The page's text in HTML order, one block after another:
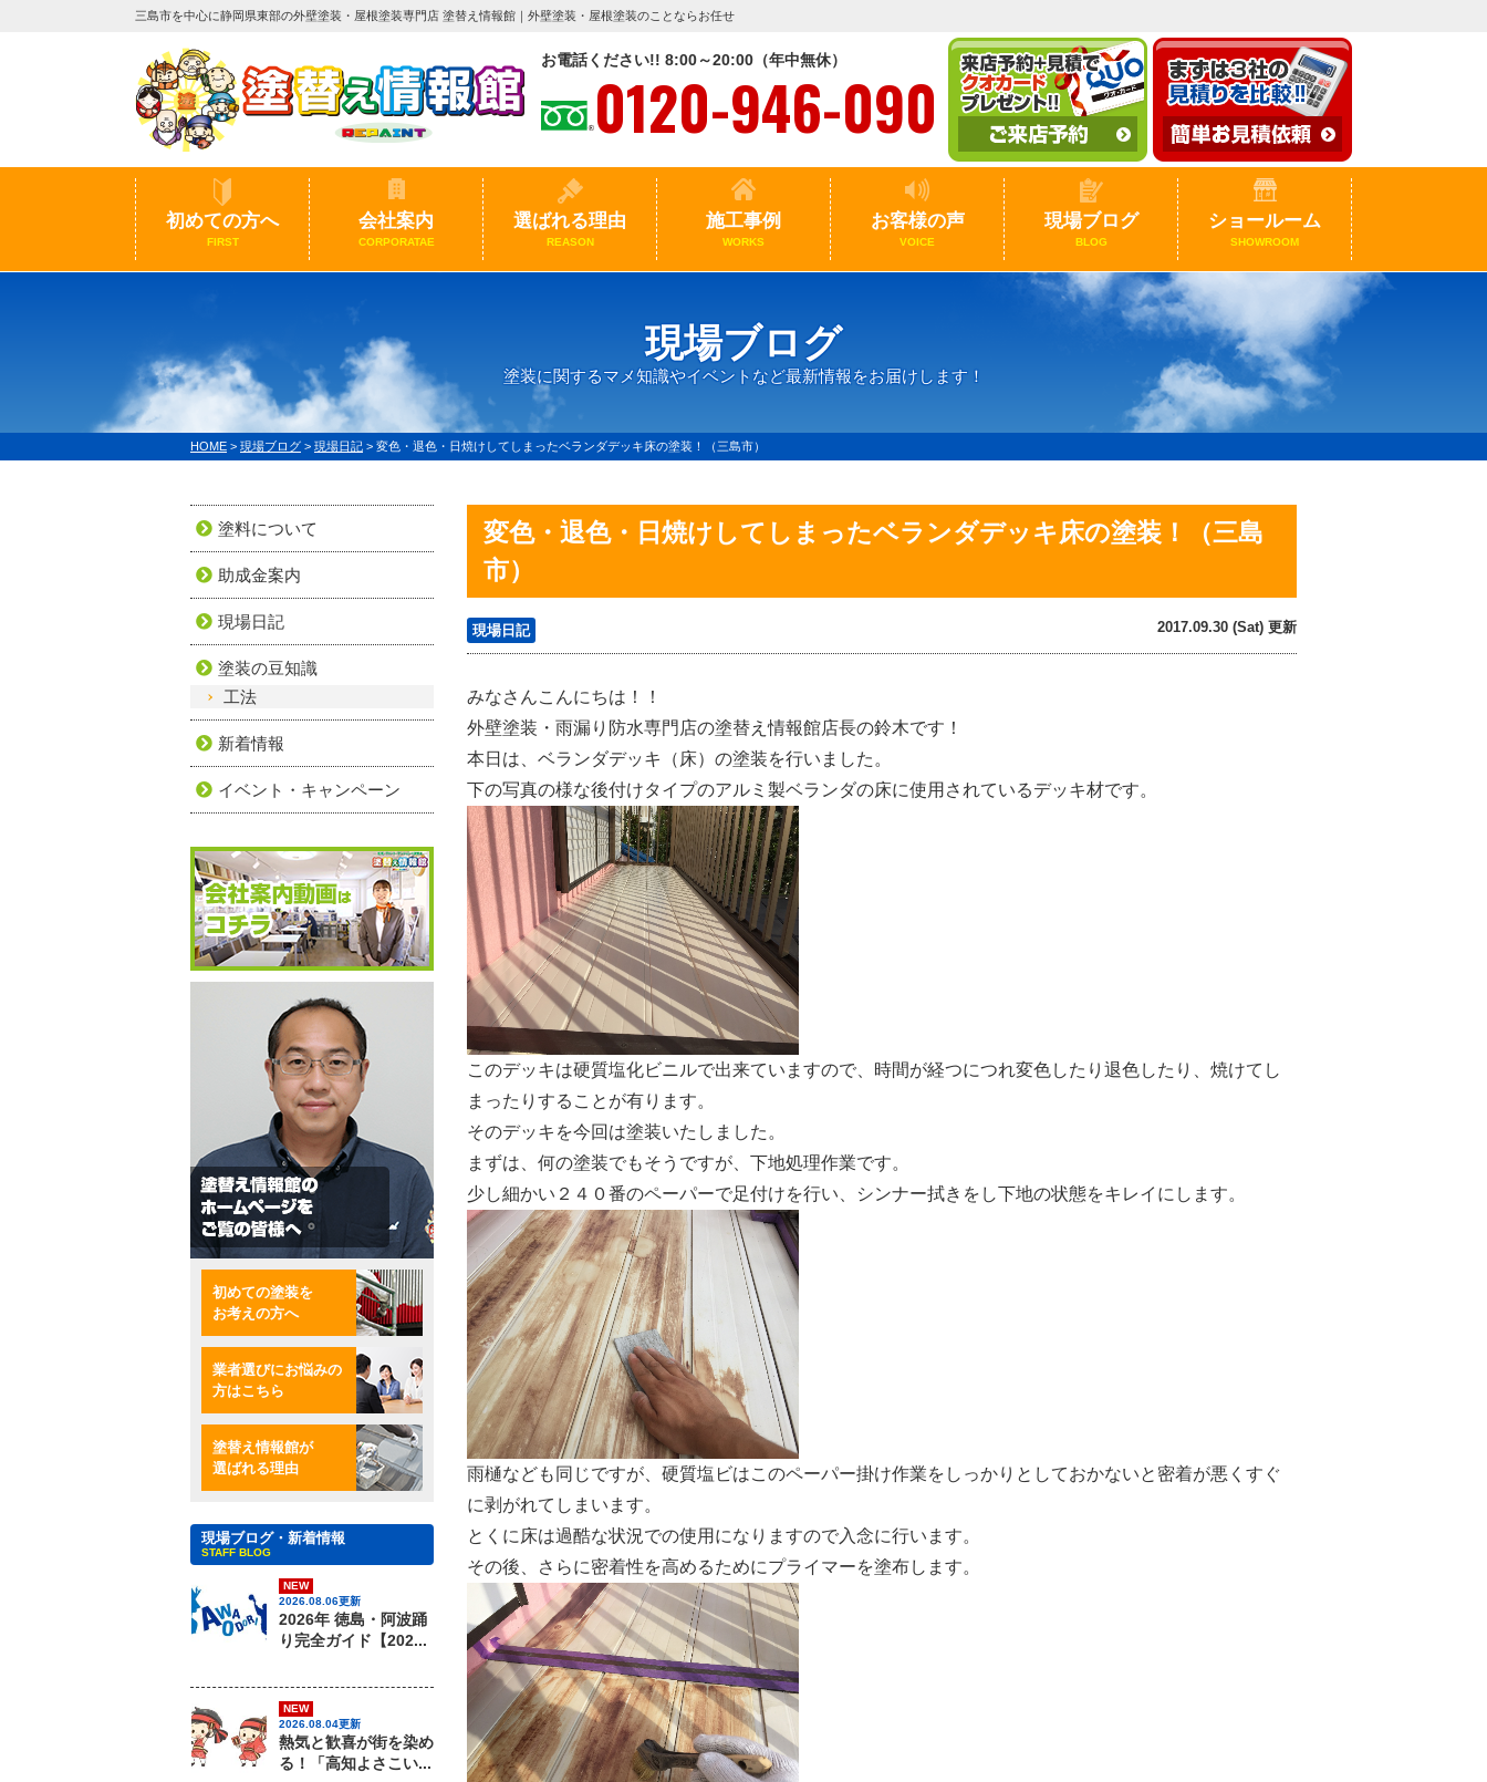
三島市を中心に静岡県東部の外壁塗装・屋根塗装専門店 塗替え情報館｜外壁塗装・屋根塗装のことならお任せ
お電話ください!! 8:00～20:00（年中無休）
0120-946-090
初めての方へ
FIRST
会社案内
CORPORATAE
選ばれる理由
REASON
施工事例
WORKS
お客様の声
VOICE
現場ブログ
BLOG
ショールーム
SHOWROOM
現場ブログ
塗装に関するマメ知識やイベントなど最新情報をお届けします！
HOME > 現場ブログ > 現場日記 > 変色・退色・日焼けしてしまったベランダデッキ床の塗装！（三島市）
変色・退色・日焼けしてしまったベランダデッキ床の塗装！（三島
市）
現場日記 2017.09.30 (Sat) 更新
みなさんこんにちは！！
外壁塗装・雨漏り防水専門店の塗替え情報館店長の鈴木です！
本日は、ベランダデッキ（床）の塗装を行いました。
下の写真の様な後付けタイプのアルミ製ベランダの床に使用されているデッキ材です。
このデッキは硬質塩化ビニルで出来ていますので、時間が経つにつれ変色したり退色したり、焼けてし
まったりすることが有ります。
そのデッキを今回は塗装いたしました。
まずは、何の塗装でもそうですが、下地処理作業です。
少し細かい２４０番のペーパーで足付けを行い、シンナー拭きをし下地の状態をキレイにします。
雨樋なども同じですが、硬質塩ビはこのペーパー掛け作業をしっかりとしておかないと密着が悪くすぐ
に剥がれてしまいます。
とくに床は過酷な状況での使用になりますので入念に行います。
その後、さらに密着性を高めるためにプライマーを塗布します。
塗料について
助成金案内
現場日記
塗装の豆知識
工法
新着情報
イベント・キャンペーン
初めての塗装を
お考えの方へ
業者選びにお悩みの
方はこちら
塗替え情報館が
選ばれる理由
現場ブログ・新着情報
STAFF BLOG
NEW
2026.08.06更新
2026年 徳島・阿波踊
り完全ガイド【202...
NEW
2026.08.04更新
熱気と歓喜が街を染め
る！「高知よさこい...